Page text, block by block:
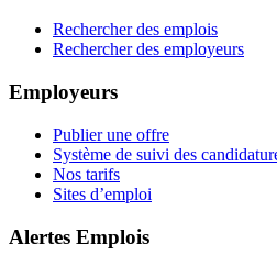
Rechercher des emplois
Rechercher des employeurs
Employeurs
Publier une offre
Système de suivi des
Nos tarifs
Sites d’emploi
Alertes Emplois